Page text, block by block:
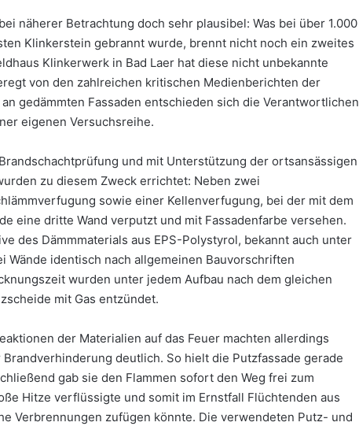
näherer Betrachtung doch sehr plausibel: Was bei über 1.000
Klinkerstein gebrannt wurde, brennt nicht noch ein zweites
Klinkerwerk in Bad Laer hat diese nicht unbekannte
von den zahlreichen kritischen Medienberichten der
gedämmten Fassaden entschieden sich die Verantwortlichen
eigenen Versuchsreihe.
und mit Unterstützung der ortsansässigen
zu diesem Zweck errichtet: Neben zwei
sowie einer Kellenverfugung, bei der mit dem
eine dritte Wand verputzt und mit Fassadenfarbe versehen.
des Dämmmaterials aus EPS-Polystyrol, bekannt auch unter
Wände identisch nach allgemeinen Bauvorschriften
wurden unter jedem Aufbau nach dem gleichen
mit Gas entzündet.
der Materialien auf das Feuer machten allerdings
deutlich. So hielt die Putzfassade gerade
gab sie den Flammen sofort den Weg frei zum
Hitze verflüssigte und somit im Ernstfall Flüchtenden aus
Verbrennungen zufügen könnte. Die verwendeten Putz- und